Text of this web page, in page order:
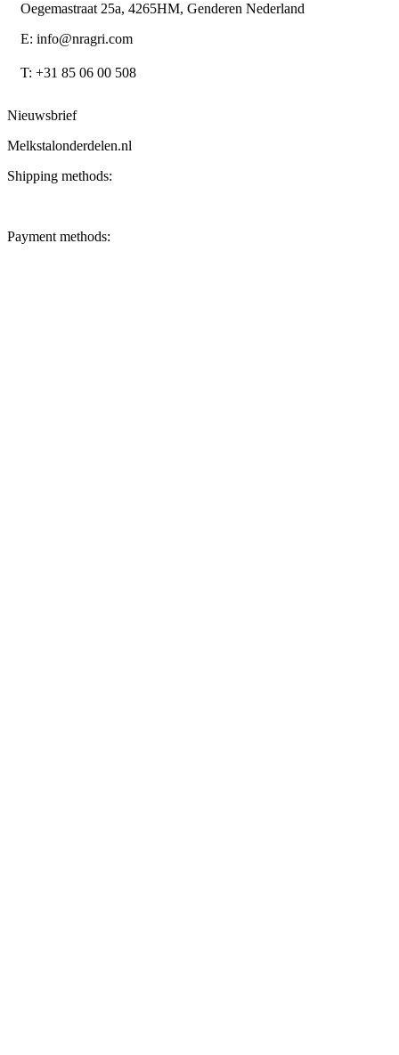
Oegemastraat 25a, 4265HM, Genderen Nederland
E: info@nragri.com
T: +31 85 06 00 508
Nieuwsbrief
Melkstalonderdelen.nl
Shipping methods:
Payment methods: